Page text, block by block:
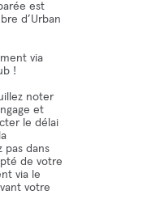
est
d’Urban
via
!
noter
et
le délai
pas dans
de votre
via le
votre